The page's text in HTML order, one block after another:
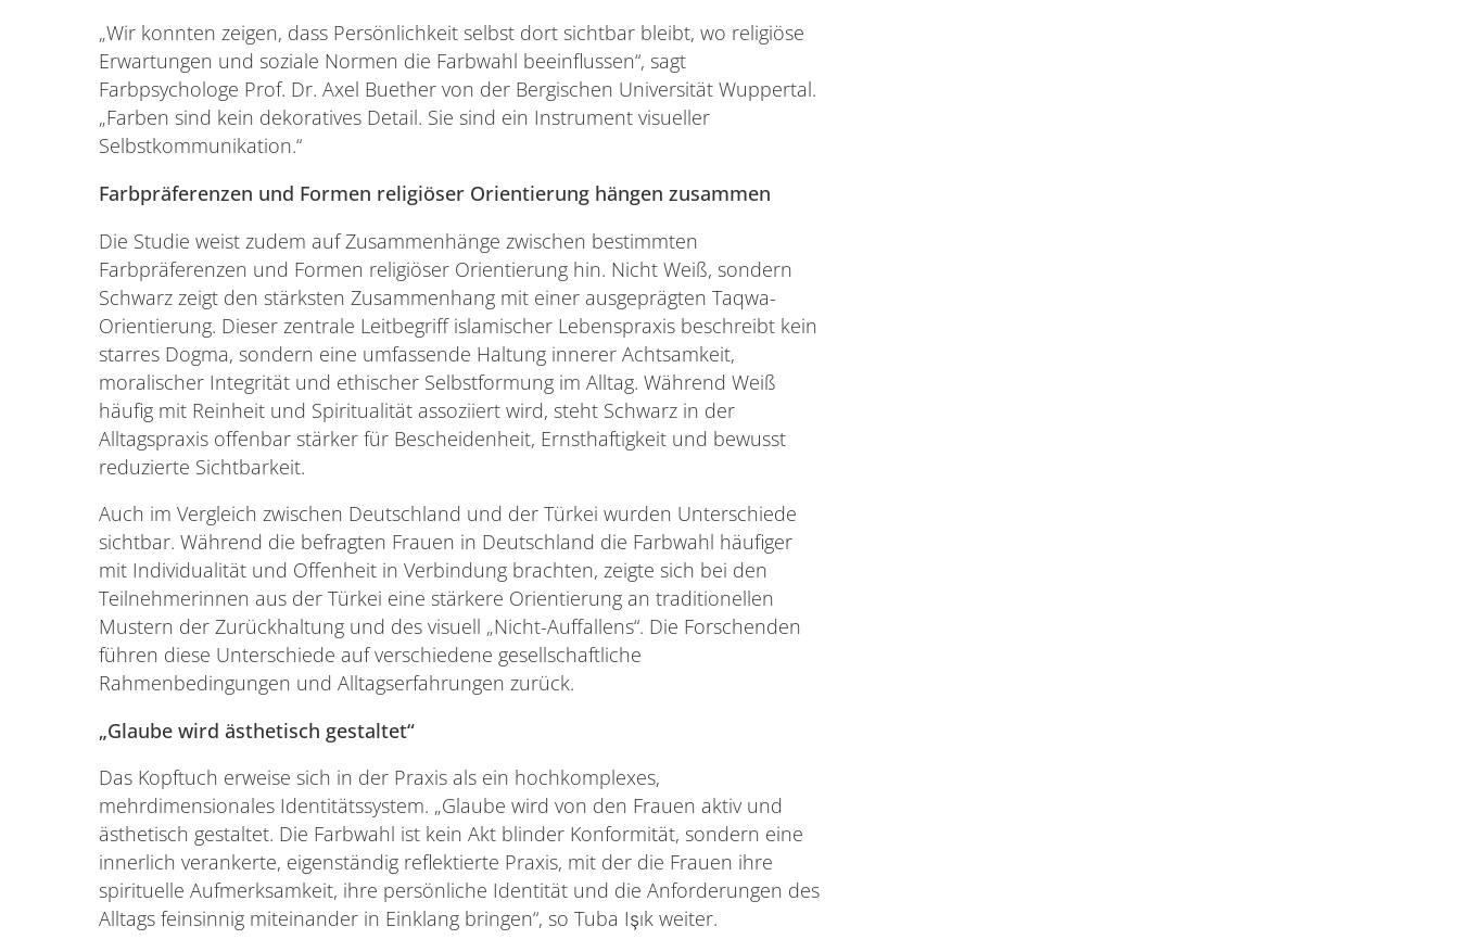
„Wir konnten zeigen, dass Persönlichkeit selbst dort sichtbar bleibt, wo religiöse
Erwartungen und soziale Normen die Farbwahl beeinflussen“, sagt
Farbpsychologe Prof. Dr. Axel Buether von der Bergischen Universität Wuppertal.
„Farben sind kein dekoratives Detail. Sie sind ein Instrument visueller
Selbstkommunikation.“
Farbpräferenzen und Formen religiöser Orientierung hängen zusammen
Die Studie weist zudem auf Zusammenhänge zwischen bestimmten
Farbpräferenzen und Formen religiöser Orientierung hin. Nicht Weiß, sondern
Schwarz zeigt den stärksten Zusammenhang mit einer ausgeprägten Taqwa-
Orientierung. Dieser zentrale Leitbegriff islamischer Lebenspraxis beschreibt kein
starres Dogma, sondern eine umfassende Haltung innerer Achtsamkeit,
moralischer Integrität und ethischer Selbstformung im Alltag. Während Weiß
häufig mit Reinheit und Spiritualität assoziiert wird, steht Schwarz in der
Alltagspraxis offenbar stärker für Bescheidenheit, Ernsthaftigkeit und bewusst
reduzierte Sichtbarkeit.
Auch im Vergleich zwischen Deutschland und der Türkei wurden Unterschiede
sichtbar. Während die befragten Frauen in Deutschland die Farbwahl häufiger
mit Individualität und Offenheit in Verbindung brachten, zeigte sich bei den
Teilnehmerinnen aus der Türkei eine stärkere Orientierung an traditionellen
Mustern der Zurückhaltung und des visuell „Nicht-Auffallens“. Die Forschenden
führen diese Unterschiede auf verschiedene gesellschaftliche
Rahmenbedingungen und Alltagserfahrungen zurück.
„Glaube wird ästhetisch gestaltet“
Das Kopftuch erweise sich in der Praxis als ein hochkomplexes,
mehrdimensionales Identitätssystem. „Glaube wird von den Frauen aktiv und
ästhetisch gestaltet. Die Farbwahl ist kein Akt blinder Konformität, sondern eine
innerlich verankerte, eigenständig reflektierte Praxis, mit der die Frauen ihre
spirituelle Aufmerksamkeit, ihre persönliche Identität und die Anforderungen des
Alltags feinsinnig miteinander in Einklang bringen“, so Tuba Işık weiter.